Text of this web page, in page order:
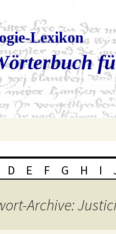
Lexikon
D E F G H I
Archive: